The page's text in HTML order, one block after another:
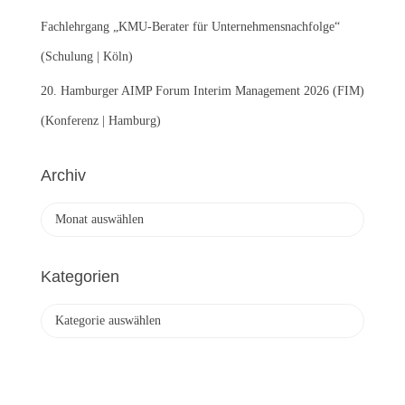
Fachlehrgang „KMU-Berater für Unternehmensnachfolge“
(Schulung | Köln)
20. Hamburger AIMP Forum Interim Management 2026 (FIM)
(Konferenz | Hamburg)
Archiv
h
Kategorien